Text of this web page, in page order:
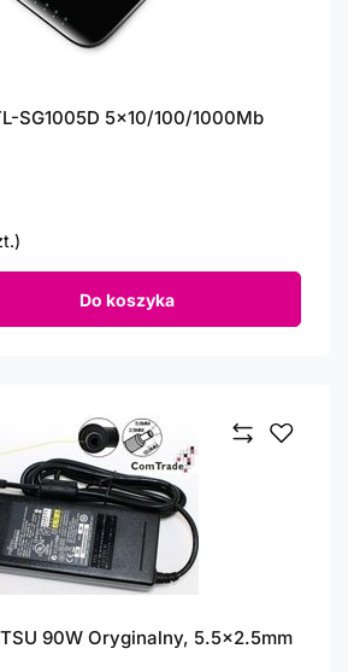
SG1005D 5x10/100/1000Mb
Do koszyka
90W Oryginalny, 5.5x2.5mm